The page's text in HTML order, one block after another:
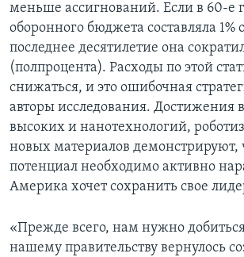
меньше ассигнований. Если в 60-е
оборонного бюджета составляла 1%
последнее десятилетие она
(полпроцента). Расходы по этой
снижаться, и это ошибочная
авторы исследования. Достижения
высоких и нанотехнологий,
новых материалов демонстрируют,
потенциал необходимо активно
Америка хочет сохранить свое
«Прежде всего, нам нужно
нашему правительству вернулось